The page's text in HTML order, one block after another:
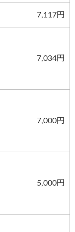
7,117円
7,034円
7,000円
5,000円